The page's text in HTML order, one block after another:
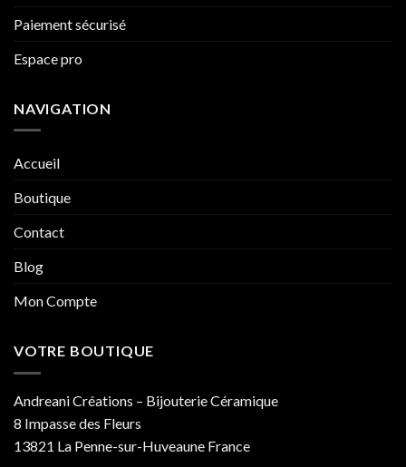
Paiement sécurisé
Espace pro
NAVIGATION
Accueil
Boutique
Contact
Blog
Mon Compte
VOTRE BOUTIQUE
Andreani Créations – Bijouterie Céramique
8 Impasse des Fleurs
13821 La Penne-sur-Huveaune France